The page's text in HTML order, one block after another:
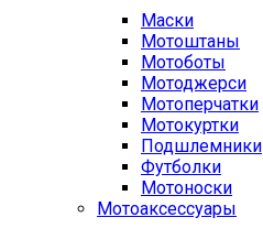
Маски
Мотоштаны
Мотоботы
Мотоджерси
Мотоперчатки
Мотокуртки
Подшлемники
Футболки
Мотоноски
Мотоаксессуары